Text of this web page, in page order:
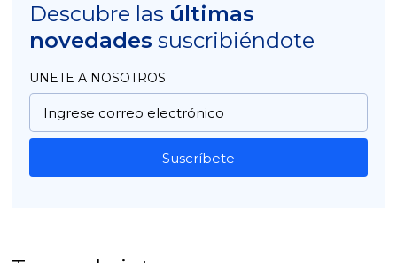
Descubre las últimas
novedades suscribiéndote
UNETE A NOSOTROS
Suscríbete